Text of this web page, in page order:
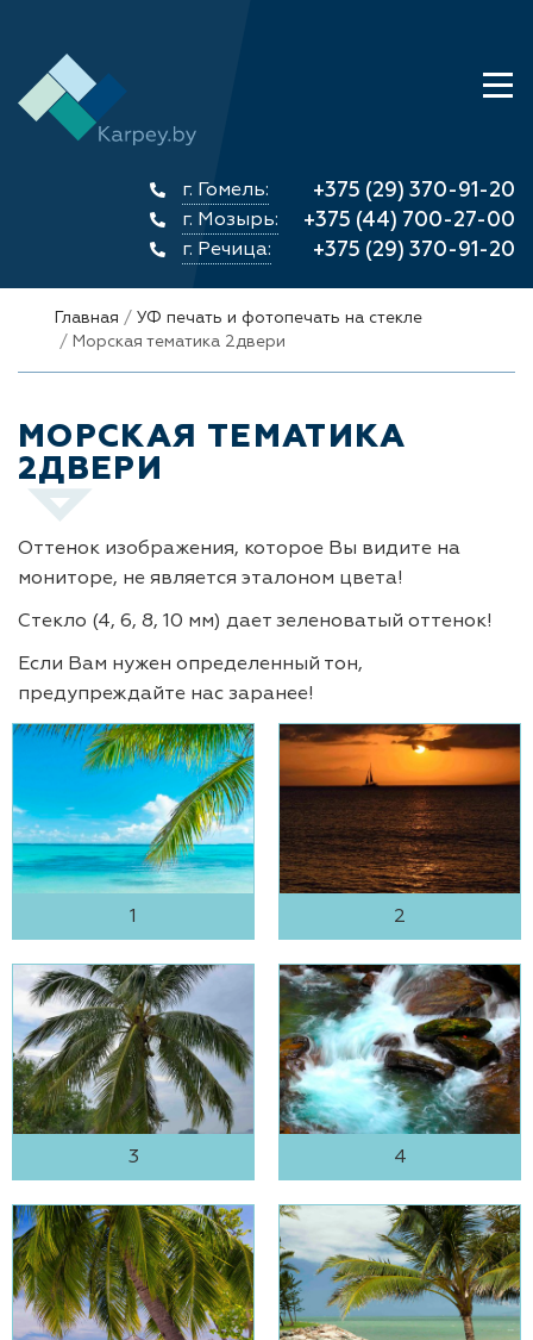
г. Гомель: +375 (29) 370-91-20
г. Мозырь: +375 (44) 700-27-00
г. Речица: +375 (29) 370-91-20
Главная
УФ печать и фотопечать на стекле
Морская тематика 2двери
МОРСКАЯ ТЕМАТИКА
2ДВЕРИ
Оттенок изображения, которое Вы видите на
мониторе, не является эталоном цвета!
Стекло (4, 6, 8, 10 мм) дает зеленоватый оттенок!
Если Вам нужен определенный тон,
предупреждайте нас заранее!
1 2
3 4